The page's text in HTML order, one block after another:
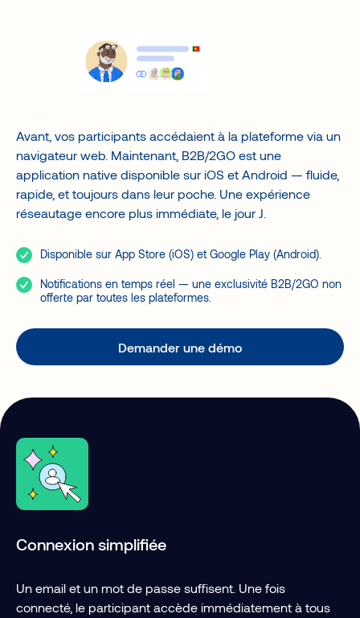
Gouvernements
Notre plateforme de jumelage intelligent facilite le
réseautage lors d’événements d’affaires et réunit
l’ensemble des activités offertes, rehaussant l’expérience
globale.
Demander une démo
Avant, vos participants accédaient à la plateforme via un
navigateur web. Maintenant, B2B/2GO est une
application native disponible sur iOS et Android — fluide,
rapide, et toujours dans leur poche. Une expérience
réseautage encore plus immédiate, le jour J.
Disponible sur App Store (iOS) et Google Play (Android).
Notifications en temps réel — une exclusivité B2B/2GO non
offerte par toutes les plateformes.
Demander une démo
Connexion simplifiée
Un email et un mot de passe suffisent. Une fois
connecté, le participant accède immédiatement à tous